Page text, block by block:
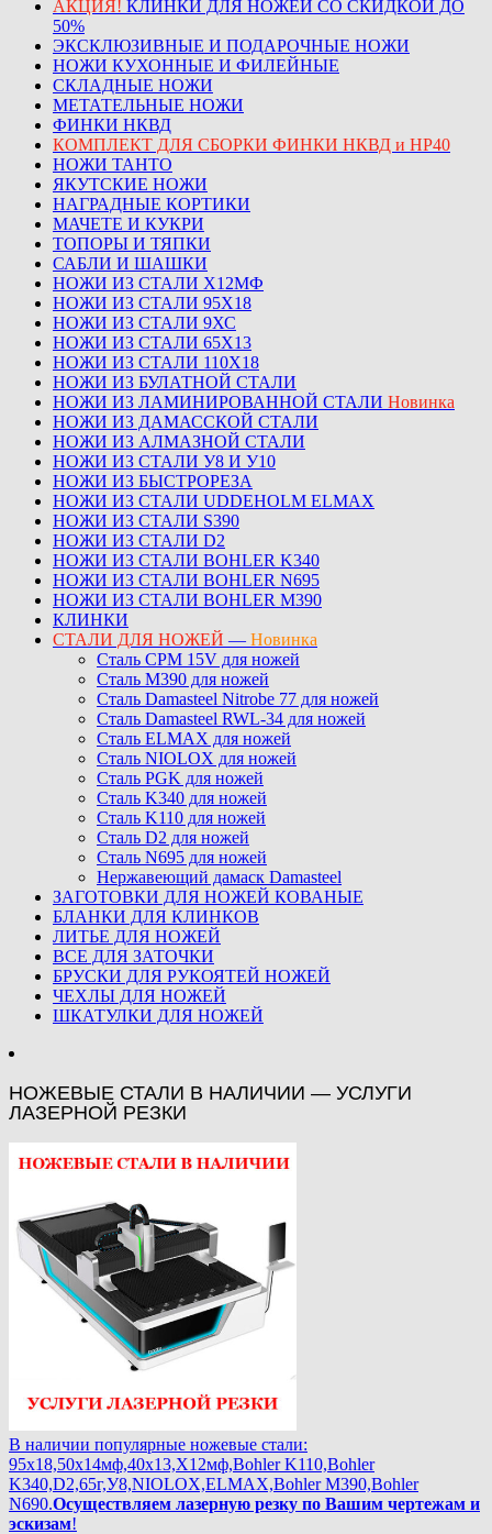
АКЦИЯ! КЛИНКИ ДЛЯ НОЖЕЙ СО СКИДКОЙ ДО
50%
ЭКСКЛЮЗИВНЫЕ И ПОДАРОЧНЫЕ НОЖИ
НОЖИ КУХОННЫЕ И ФИЛЕЙНЫЕ
СКЛАДНЫЕ НОЖИ
МЕТАТЕЛЬНЫЕ НОЖИ
ФИНКИ НКВД
КОМПЛЕКТ ДЛЯ СБОРКИ ФИНКИ НКВД и НР40
НОЖИ ТАНТО
ЯКУТСКИЕ НОЖИ
НАГРАДНЫЕ КОРТИКИ
МАЧЕТЕ И КУКРИ
ТОПОРЫ И ТЯПКИ
САБЛИ И ШАШКИ
НОЖИ ИЗ СТАЛИ Х12МФ
НОЖИ ИЗ СТАЛИ 95Х18
НОЖИ ИЗ СТАЛИ 9ХС
НОЖИ ИЗ СТАЛИ 65Х13
НОЖИ ИЗ СТАЛИ 110Х18
НОЖИ ИЗ БУЛАТНОЙ СТАЛИ
НОЖИ ИЗ ЛАМИНИРОВАННОЙ СТАЛИ Новинка
НОЖИ ИЗ ДАМАССКОЙ СТАЛИ
НОЖИ ИЗ АЛМАЗНОЙ СТАЛИ
НОЖИ ИЗ СТАЛИ У8 И У10
НОЖИ ИЗ БЫСТРОРЕЗА
НОЖИ ИЗ СТАЛИ UDDEHOLM ELMAX
НОЖИ ИЗ СТАЛИ S390
НОЖИ ИЗ СТАЛИ D2
НОЖИ ИЗ СТАЛИ BOHLER K340
НОЖИ ИЗ СТАЛИ BOHLER N695
НОЖИ ИЗ СТАЛИ BOHLER M390
КЛИНКИ
СТАЛИ ДЛЯ НОЖЕЙ — Новинка
Сталь CPM 15V для ножей
Сталь M390 для ножей
Сталь Damasteel Nitrobe 77 для ножей
Сталь Damasteel RWL-34 для ножей
Сталь ELMAX для ножей
Сталь NIOLOX для ножей
Сталь PGK для ножей
Сталь K340 для ножей
Сталь K110 для ножей
Сталь D2 для ножей
Сталь N695 для ножей
Нержавеющий дамаск Damasteel
ЗАГОТОВКИ ДЛЯ НОЖЕЙ КОВАНЫЕ
БЛАНКИ ДЛЯ КЛИНКОВ
ЛИТЬЕ ДЛЯ НОЖЕЙ
ВСЕ ДЛЯ ЗАТОЧКИ
БРУСКИ ДЛЯ РУКОЯТЕЙ НОЖЕЙ
ЧЕХЛЫ ДЛЯ НОЖЕЙ
ШКАТУЛКИ ДЛЯ НОЖЕЙ
НОЖЕВЫЕ СТАЛИ В НАЛИЧИИ — УСЛУГИ
ЛАЗЕРНОЙ РЕЗКИ
В наличии популярные ножевые стали:
95х18,50х14мф,40х13,Х12мф,Bohler K110,Bohler
K340,D2,65г,У8,NIOLOX,ELMAX,Bohler М390,Bohler
N690.Осуществляем лазерную резку по Вашим чертежам и
эскизам!